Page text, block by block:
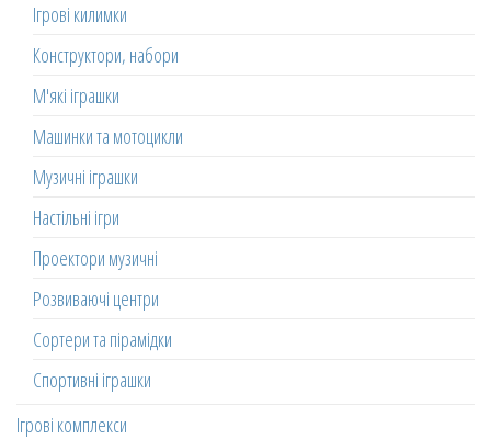
Ігрові килимки
Конструктори, набори
М'які іграшки
Машинки та мотоцикли
Музичні іграшки
Настільні ігри
Проектори музичні
Розвиваючі центри
Сортери та пірамідки
Спортивні іграшки
Ігрові комплекси